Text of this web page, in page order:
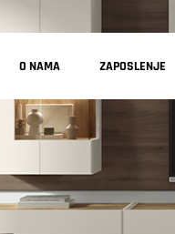
O NAMA ZAPOSLENJE